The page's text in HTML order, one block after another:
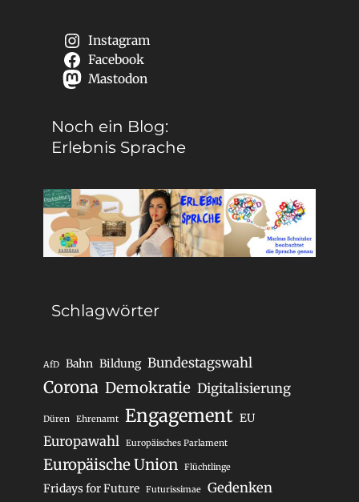
Instagram
Facebook
Mastodon
Noch ein Blog:
Erlebnis Sprache
Schlagwörter
AfD Bahn Bildung Bundestagswahl
Corona Demokratie Digitalisierung
Düren Ehrenamt Engagement EU
Europawahl Europäisches Parlament
Europäische Union Flüchtlinge
Fridays for Future Futurissimae Gedenken